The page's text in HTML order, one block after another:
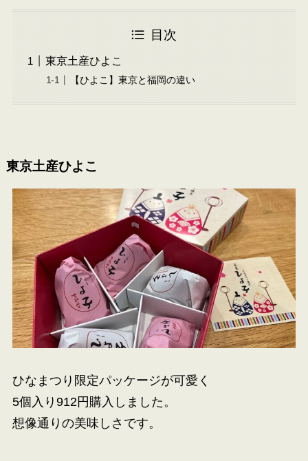
目次
東京土産ひよこ
【ひよこ】東京と福岡の違い
東京土産ひよこ
ひなまつり限定パッケージが可愛く
5個入り912円購入しました。
想像通りの美味しさです。